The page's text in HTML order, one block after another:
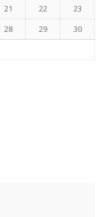
21 22
23
28 29
30